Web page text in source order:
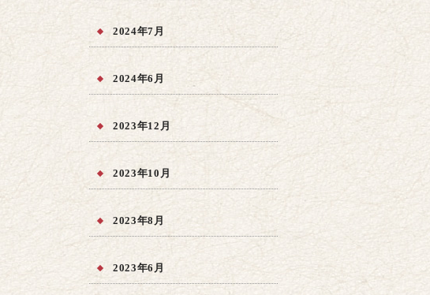
2024年7月
2024年6月
2023年12月
2023年10月
2023年8月
2023年6月